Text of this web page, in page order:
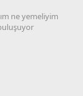
ne yemeliyim